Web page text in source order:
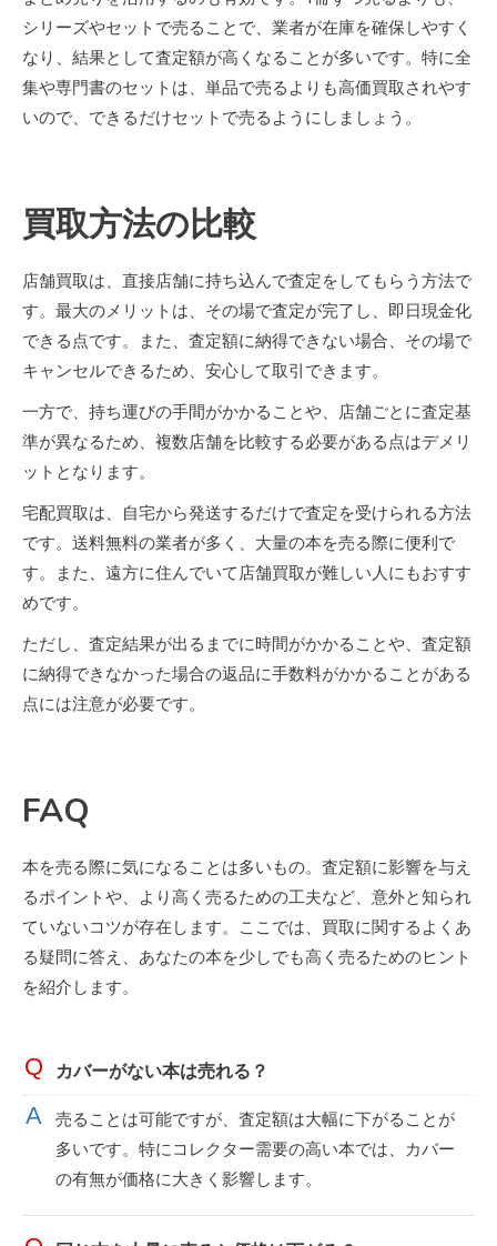
シリーズやセットで売ることで、業者が在庫を確保しやすく
なり、結果として査定額が高くなることが多いです。特に全
集や専門書のセットは、単品で売るよりも高価買取されやす
いので、できるだけセットで売るようにしましょう。
買取方法の比較
店舗買取は、直接店舗に持ち込んで査定をしてもらう方法で
す。最大のメリットは、その場で査定が完了し、即日現金化
できる点です。また、査定額に納得できない場合、その場で
キャンセルできるため、安心して取引できます。
一方で、持ち運びの手間がかかることや、店舗ごとに査定基
準が異なるため、複数店舗を比較する必要がある点はデメリ
ットとなります。
宅配買取は、自宅から発送するだけで査定を受けられる方法
です。送料無料の業者が多く、大量の本を売る際に便利で
す。また、遠方に住んでいて店舗買取が難しい人にもおすす
めです。
ただし、査定結果が出るまでに時間がかかることや、査定額
に納得できなかった場合の返品に手数料がかかることがある
点には注意が必要です。
FAQ
本を売る際に気になることは多いもの。査定額に影響を与え
るポイントや、より高く売るための工夫など、意外と知られ
ていないコツが存在します。ここでは、買取に関するよくあ
る疑問に答え、あなたの本を少しでも高く売るためのヒント
を紹介します。
カバーがない本は売れる？
売ることは可能ですが、査定額は大幅に下がることが
多いです。特にコレクター需要の高い本では、カバー
の有無が価格に大きく影響します。